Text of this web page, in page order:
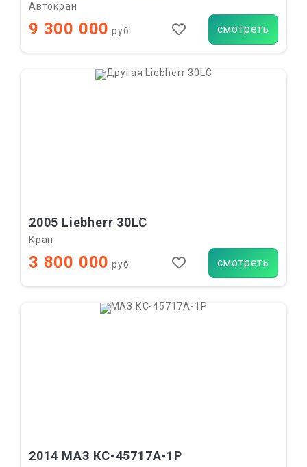
Автокран
9 300 000 руб. смотреть
2005 Liebherr 30LC
Кран
3 800 000 руб. смотреть
2014 МАЗ КС-45717А-1Р